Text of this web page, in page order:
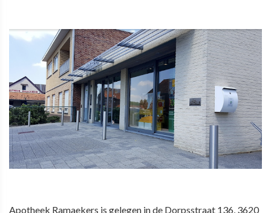
Apotheek Ramaekers is gelegen in de Dorpsstraat 136, 3620